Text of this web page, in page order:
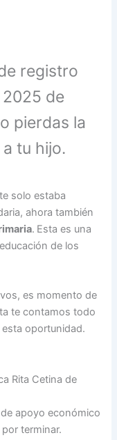
registro
2025 de
pierdas la
tu hijo.
solo estaba
ahora también
. Esta es una
de los
es momento de
te contamos todo
oportunidad.
Rita Cetina de
apoyo económico
terminar.